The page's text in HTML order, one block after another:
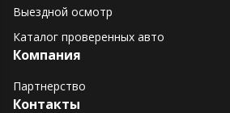
Выездной осмотр
Каталог проверенных авто
Компания
Партнерство
Контакты